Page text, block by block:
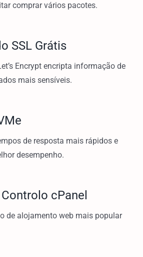
comprar vários pacotes.
SSL Grátis
Encrypt encripta informação de
mais sensíveis.
de resposta mais rápidos e
desempenho.
cPanel
de alojamento web mais popular